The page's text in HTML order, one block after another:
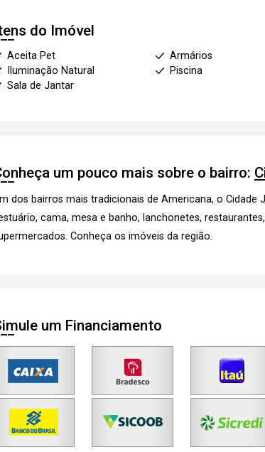
do Imóvel
Aceita Pet Armários
Iluminação Natural
Piscina
Sala de Jantar
um pouco mais sobre o bairro:
dos bairros mais tradicionais de Americana, o
cama, mesa e banho, lanchonetes,
Conheça os imóveis da região.
um Financiamento